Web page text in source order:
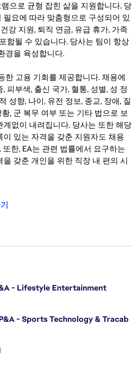
으로 균형 잡힌 삶을 지원합니다. 당
요에 따라 맞춤형으로 구성되어 있
강 지원, 퇴직 연금, 유급 휴가, 가족
함될 수 있습니다. 당사는 팀이 항상
경을 육성합니다.
고용 기회를 제공합니다. 채용에
피부색, 출신 국가, 혈통, 성별, 성 정
성향, 나이, 유전 정보, 종교, 장애, 질
, 군 복무 여부 또는 기타 법으로 보
계없이 내려집니다. 당사는 또한 해당
이 있는 자격을 갖춘 지원자도 채용
한, EA는 관련 법률에서 요구하는
갖춘 개인을 위한 직장 내 편의 시
- Lifestyle Entertainment
- Sports Technology & Tracab